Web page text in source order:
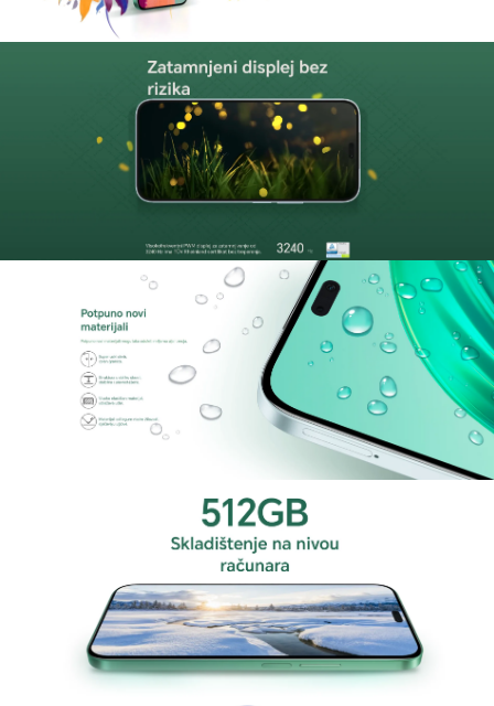
performansi i inovativne tehnologije u srednjem
cenovnom rangu. Ovaj pametni telefon, sa svojim
sofisticiranim dizajnom dostupnim u glamuroznoj
zelenoj i ponoćnoj crnoj, nudi korisnicima ne
samo stil već i izuzetnu udobnost korišćenja
zahvaljujući tankim okvirima i elegantnoj